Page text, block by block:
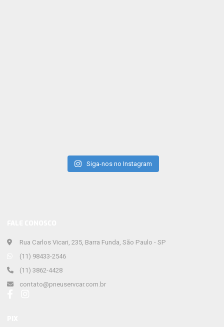
Rua Carlos Vicari, 235, Barra Funda, São Paulo - SP
(11) 98433-2546
(11) 3862-4428
contato@pneuservcar.com.br
Siga-nos no Instagram